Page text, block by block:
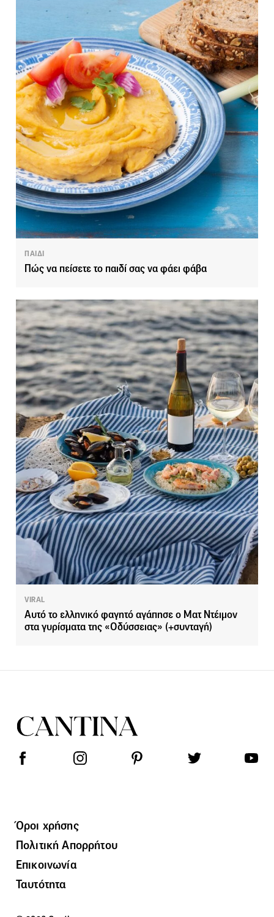
ΠΑΙΔΙ
Πώς να πείσετε το παιδί σας να φάει φάβα
VIRAL
Αυτό το ελληνικό φαγητό αγάπησε ο Ματ Ντέιμον
στα γυρίσματα της «Οδύσσειας» (+συνταγή)
Όροι χρήσης
Πολιτική Απορρήτου
Επικοινωνία
Ταυτότητα